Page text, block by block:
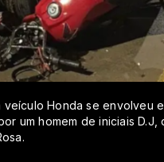
Honda se envolveu
um homem de iniciais